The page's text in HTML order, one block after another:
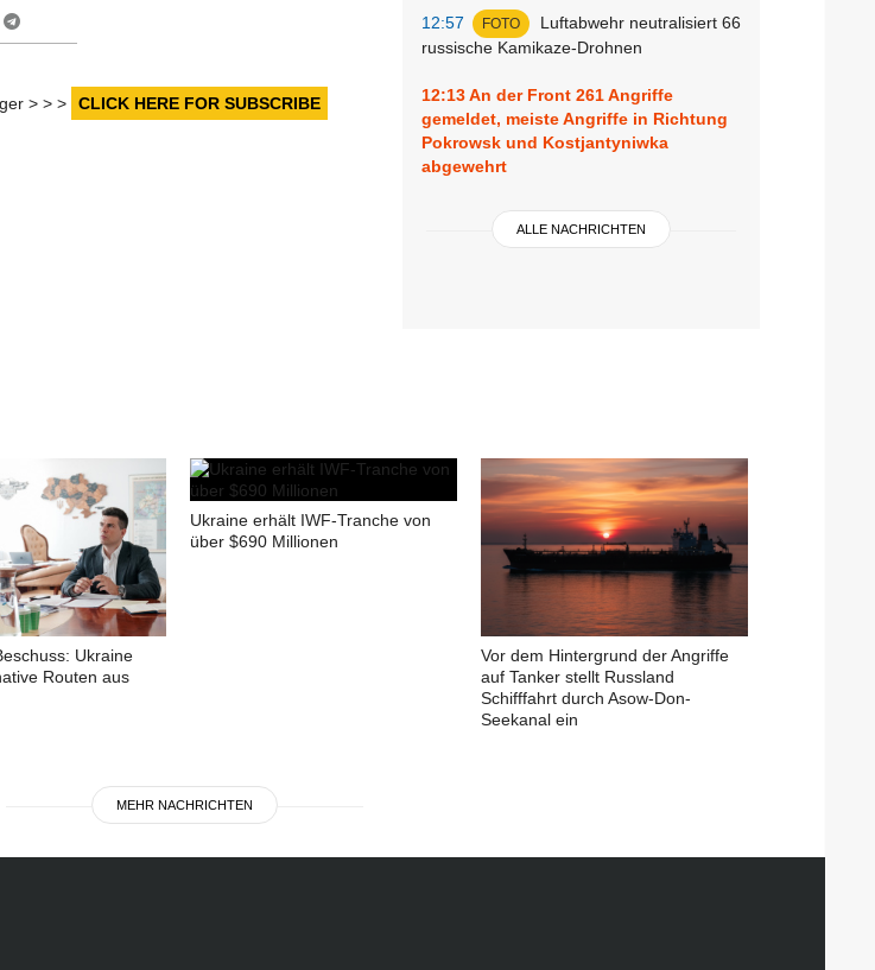
12:57 FOTO
Luftabwehr neutralisiert 66
russische Kamikaze-Drohnen
12:13An der Front 261 Angriffe
gemeldet, meiste Angriffe in Richtung
Pokrowsk und Kostjantyniwka
abgewehrt
ALLE NACHRICHTEN
> > > CLICK HERE FOR SUBSCRIBE
Ukraine
Routen aus
Ukraine erhält IWF-Tranche von
über $690 Millionen
Vor dem Hintergrund der Angriffe
auf Tanker stellt Russland
Schifffahrt durch Asow-Don-
Seekanal ein
MEHR NACHRICHTEN